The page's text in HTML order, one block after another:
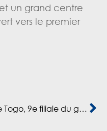
un grand centre
vers le premier
Le Togo, 9e filiale du groupe financier Cofina